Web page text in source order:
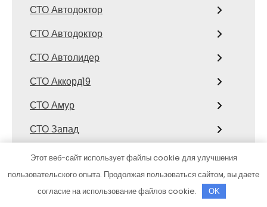
СТО Автодоктор
СТО Автодоктор
СТО Автолидер
СТО Аккорд19
СТО Амур
СТО Запад
Сто Икс, торговая компания
Сто коней, официальный дилер
Mitsubishi
Этот веб-сайт использует файлы cookie для улучшения
пользовательского опыта. Продолжая пользоваться сайтом, вы даете
согласие на использование файлов cookie.
OK